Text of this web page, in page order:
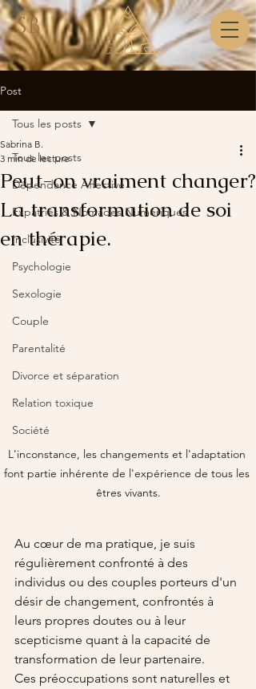
SB
Post
Tous les posts
Dépendance Affective
Expatriés & Nomades Numériques
Inclusivité
Psychologie
Sexologie
Couple
Parentalité
Divorce et séparation
Relation toxique
Société
Tous les posts
Peut-on vraiment changer?
La transformation de soi
en thérapie.
Sabrina B.
3 min de lecture
L'inconstance, les changements et l'adaptation
font partie inhérente de l'expérience de tous les
êtres vivants.
Au cœur de ma pratique, je suis
régulièrement confronté à des
individus ou des couples porteurs d'un
désir de changement, confrontés à
leurs propres doutes ou à leur
scepticisme quant à la capacité de
transformation de leur partenaire.
Ces préoccupations sont naturelles et